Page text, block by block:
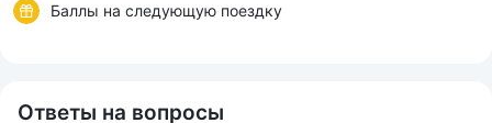
Баллы на следующую поездку
Ответы на вопросы